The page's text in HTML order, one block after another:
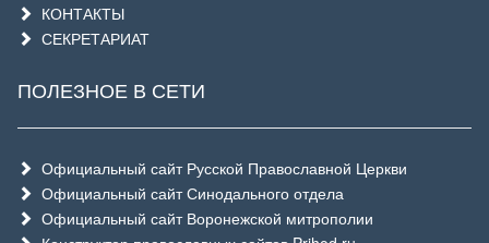
КОНТАКТЫ
СЕКРЕТАРИАТ
ПОЛЕЗНОЕ В СЕТИ
Официальный сайт Русской Православной Церкви
Официальный сайт Синодального отдела
Официальный сайт Воронежской митрополии